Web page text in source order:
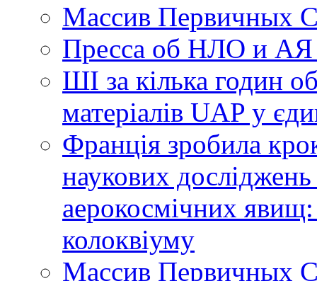
Массив Первичных
Пресса об НЛО и
ШІ за кілька годин
матеріалів UAP у
Франція зробила
наукових
аерокосмічних
колоквіуму
Массив Первичных